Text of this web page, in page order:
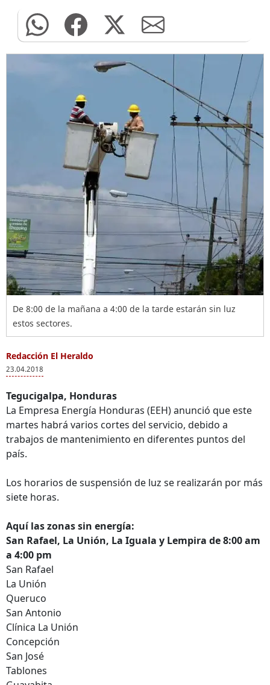
De 8:00 de la mañana a 4:00 de la tarde estarán sin luz
estos sectores.
Redacción El Heraldo
23.04.2018
Tegucigalpa, Honduras
La Empresa Energía Honduras (EEH) anunció que este
martes habrá varios cortes del servicio, debido a
trabajos de mantenimiento en diferentes puntos del
país.
Los horarios de suspensión de luz se realizarán por más
siete horas.
Aquí las zonas sin energía:
San Rafael, La Unión, La Iguala y Lempira de 8:00 am
a 4:00 pm
San Rafael
La Unión
Queruco
San Antonio
Clínica La Unión
Concepción
San José
Tablones